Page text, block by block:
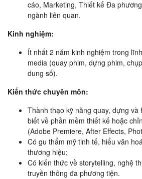
cáo, Marketing, Thiết kế Đa
ngành liên quan.
Kinh nghiệm:
Ít nhất 2 năm kinh nghiệm trong
media (quay phim, dựng phim,
dung số).
Kiến thức chuyên môn:
Thành thạo kỹ năng quay, dựng và
biết về phần mềm thiết kế hoặc
(Adobe Premiere, After Effects,
Có gu thẩm mỹ tinh tế, hiểu văn
thương hiệu;
Có kiến thức về storytelling, nghệ
truyền thông đa phương tiện.